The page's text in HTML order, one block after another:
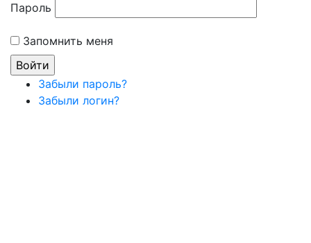
Пароль
Запомнить меня
Забыли пароль?
Забыли логин?